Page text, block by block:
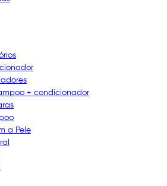
+ condicionador
a Pele